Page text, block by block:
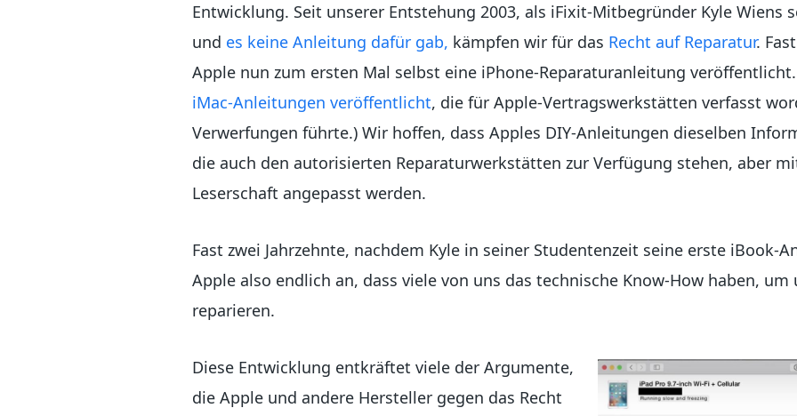
Entwicklung. Seit unserer Entstehung 2003, als iFixit-Mitbegründer Kyle Wiens
und es keine Anleitung dafür gab, kämpfen wir für das Recht auf Reparatur.
Apple nun zum ersten Mal selbst eine iPhone-Reparaturanleitung
iMac-Anleitungen veröffentlicht, die für Apple-Vertragswerkstätten verfasst
Verwerfungen führte.) Wir hoffen, dass Apples DIY-Anleitungen dieselben
die auch den autorisierten Reparaturwerkstätten zur Verfügung stehen, aber
Leserschaft angepasst werden.
Fast zwei Jahrzehnte, nachdem Kyle in seiner Studentenzeit seine erste iBook-
Apple also endlich an, dass viele von uns das technische Know-How haben, um
reparieren.
Diese Entwicklung entkräftet viele der Argumente,
die Apple und andere Hersteller gegen das Recht